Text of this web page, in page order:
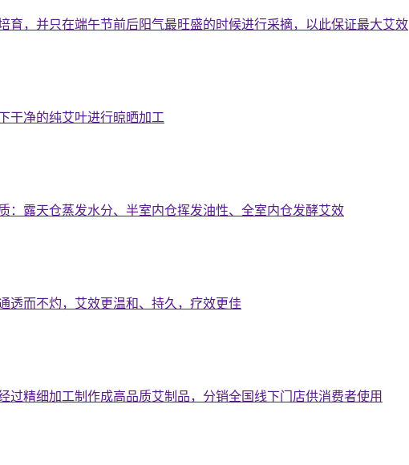
育，并只在端午节前后阳气最旺盛的时候进行采摘，以此保证最大艾效
干净的纯艾叶进行晾晒加工
：露天仓蒸发水分、半室内仓挥发油性、全室内仓发酵艾效
透而不灼，艾效更温和、持久，疗效更佳